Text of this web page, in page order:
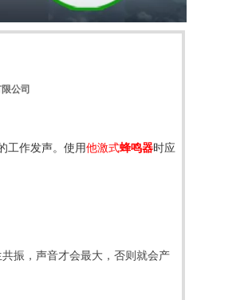
公司
工作发声。使用他激式蜂鸣器时应
振，声音才会最大，否则就会产